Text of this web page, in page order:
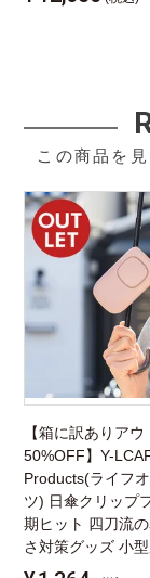
この商品を
【箱に訳ありアウ
50%OFF】Y-
Products(ライフ
ツ) 日傘クリップ
期ヒット 四刀流
さ対策グッズ 小